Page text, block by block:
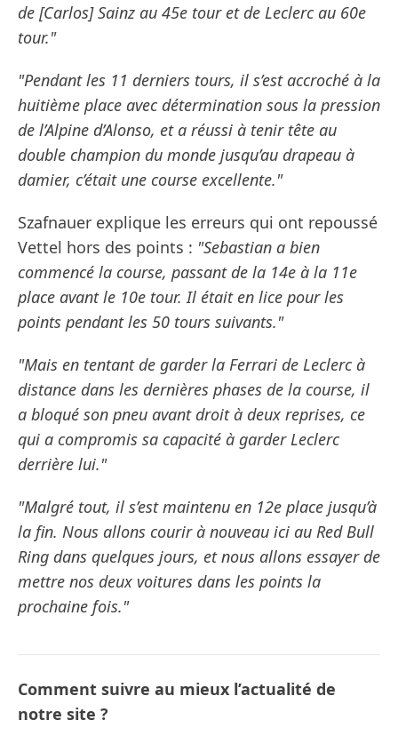
de [Carlos] Sainz au 45e tour et de Leclerc au 60e
tour."
"Pendant les 11 derniers tours, il s’est accroché à la
huitième place avec détermination sous la pression
de l’Alpine d’Alonso, et a réussi à tenir tête au
double champion du monde jusqu’au drapeau à
damier, c’était une course excellente."
Szafnauer explique les erreurs qui ont repoussé
Vettel hors des points : "Sebastian a bien
commencé la course, passant de la 14e à la 11e
place avant le 10e tour. Il était en lice pour les
points pendant les 50 tours suivants."
"Mais en tentant de garder la Ferrari de Leclerc à
distance dans les dernières phases de la course, il
a bloqué son pneu avant droit à deux reprises, ce
qui a compromis sa capacité à garder Leclerc
derrière lui."
"Malgré tout, il s’est maintenu en 12e place jusqu’à
la fin. Nous allons courir à nouveau ici au Red Bull
Ring dans quelques jours, et nous allons essayer de
mettre nos deux voitures dans les points la
prochaine fois."
Comment suivre au mieux l’actualité de
notre site ?